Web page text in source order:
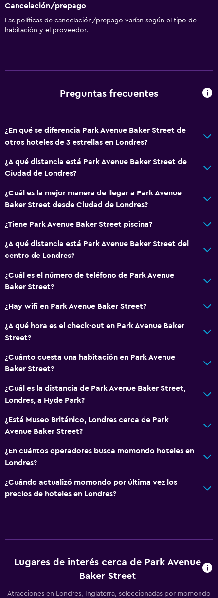
Cancelación/prepago
Las políticas de cancelación/prepago varían según el tipo de
habitación y el proveedor.
Preguntas frecuentes
¿En qué se diferencia Park Avenue Baker Street de
otros hoteles de 3 estrellas en Londres?
¿A qué distancia está Park Avenue Baker Street de
Ciudad de Londres?
¿Cuál es la mejor manera de llegar a Park Avenue
Baker Street desde Ciudad de Londres?
¿Tiene Park Avenue Baker Street piscina?
¿A qué distancia está Park Avenue Baker Street del
centro de Londres?
¿Cuál es el número de teléfono de Park Avenue
Baker Street?
¿Hay wifi en Park Avenue Baker Street?
¿A qué hora es el check-out en Park Avenue Baker
Street?
¿Cuánto cuesta una habitación en Park Avenue
Baker Street?
¿Cuál es la distancia de Park Avenue Baker Street,
Londres, a Hyde Park?
¿Está Museo Británico, Londres cerca de Park
Avenue Baker Street?
¿En cuántos operadores busca momondo hoteles en
Londres?
¿Cuándo actualizó momondo por última vez los
precios de hoteles en Londres?
Lugares de interés cerca de Park Avenue
Baker Street
Atracciones en Londres, Inglaterra, seleccionadas por momondo